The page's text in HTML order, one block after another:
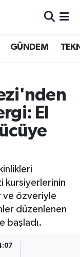
GÜNDEM
El
kursiyerlerinin
ve özveriyle
düzenlenen
başladı.